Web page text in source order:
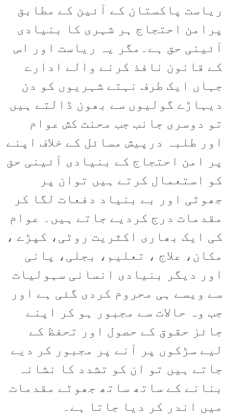
ریاست پاکستان کے آئین کے مطابق
پرامن احتجاج ہر شہری کا بنیادی
آئینی حق ہے۔مگر یہ ریاست اور اس
کے قانون نافذ کرنے والے ادارے
جہاں ایک طرف نہتے شہریوں کو دن
دیہاڑے گولیوں سے بھون ڈالتے ہیں
تو دوسری جانب جب محنت کش عوام
اور طلبہ درپیش مسائل کے خلاف اپنے
پر امن احتجاج کے بنیادی آئینی حق
کو استعمال کرتے ہیں توان پر
جھوٹی اور بے بنیاد دفعات لگا کر
مقدمات درج کردیے جاتے ہیں۔ عوام
کی ایک بھاری اکثریت روٹی، کپڑے ،
مکان، علاج ، تعلیم، بجلی، پانی
اور دیگر بنیادی انسانی سہولیات
سے ویسے ہی محروم کردی گئی ہے اور
جب وہ حالات سے مجبور ہو کر اپنے
جائز حقوق کے حصول اور تحفظ کے
لیے سڑکوں پر آنے پر مجبور کر دیے
جاتے ہیں تو ان کو تشدد کا نشانہ
بنانے کے ساتھ ساتھ جھوٹے مقدمات
میں اندر کر دیا جاتا ہے۔